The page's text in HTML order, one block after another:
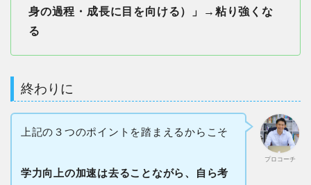
身の過程・成長に目を向ける）」→粘り強くな
る
終わりに
プロコーチ
上記の３つのポイントを踏まえるからこそ
学力向上の加速は去ることながら、自ら考